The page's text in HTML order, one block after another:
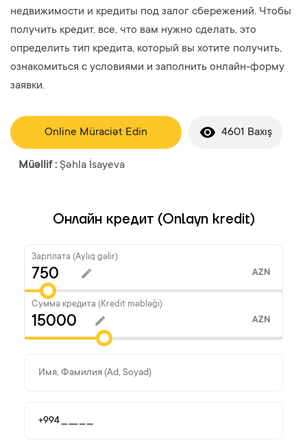
недвижимости и кредиты под залог сбережений. Чтобы
получить кредит, все, что вам нужно сделать, это
определить тип кредита, который вы хотите получить,
ознакомиться с условиями и заполнить онлайн-форму
заявки.
Online Müraciət Edin 4601 Baxış
Müəllif : Şəhla İsayeva
Онлайн кредит (Onlayn kredit)
Зарплата (Aylıq gəlir)
AZN
Сумма кредита (Kredit məbləği)
AZN